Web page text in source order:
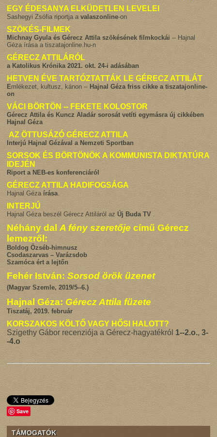
EGY ÉDESANYA ELKÜDETLEN LEVELEI
Sashegyi Zsófia riportja avalaszonline-on
SZÖKÉS-FILMEK
Michnay Gyula és Gérecz Attila szökésének filmkockái -- Hajnal
Géza írása a tiszatajonline.hu-n
GÉRECZ ATTILÁRÓL
a Katolikus Krónika 2021. okt. 24-i adásában
HETVEN ÉVE TARTÓZTATTÁK LE GÉRECZ ATTILÁT
Emlékezet, kultusz, kánon -- Hajnal Géza friss cikke a tiszatajonline-
on
VÁCI BÖRTÖN -- FEKETE KOLOSTOR
Gérecz Attila és Kuncz Aladár sorosát vetíti egymásra új cikkében
Hajnal Géza
AZ ÖTTUSÁZÓ GÉRECZ ATTILA
Interjú Hajnal Gézával a Nemzeti Sportban
SORSOK ÉS BÖRTÖNÖK A KOMMUNISTA DIKTATÚRA
IDEJÉN
Riport a NEB-es konferenciáról
GÉRECZ ATTILA HADIFOGSÁGA
Hajnal Géza írása
INTERJÚ
Hajnal Géza beszél Gérecz Attiláról azÚj Buda TV.
Néhány dalA fény szeretője című Gérecz
lemezről:
Boldog Özséb-himnusz
Csodaszarvas – Varázsdob
Szamóca ért a lejtőn
Fehér István:Sorsod örök üzenet
(Magyar Szemle, 2019/5--6.)
Hajnal Géza: Gérecz Attila füzete
Tiszatáj, 2019. február
KORSZAKOS KÖLTŐ VAGY HŐSI HALOTT?
Szigethy Gábor recenziója a Gérecz-hagyatékról 1--2.o.,3-
-4.o
Save
TÁMOGATÓK